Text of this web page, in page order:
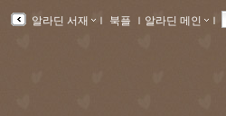
알라딘 서재 ｌ 북플 ｌ 알라딘 메인 ｌ